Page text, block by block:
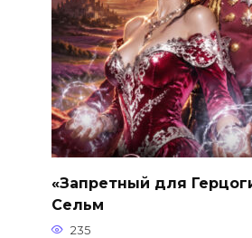
«Запретный для
Сельм
235